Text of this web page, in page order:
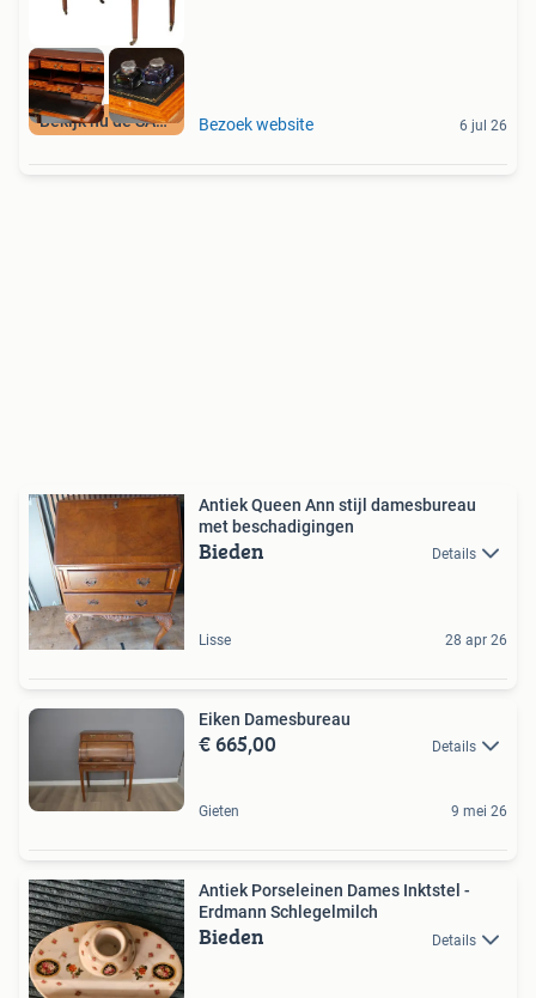
Bekijk nu de SALE Bezoek website 6 jul 26
Antiek Queen Ann stijl damesbureau
met beschadigingen
Bieden Details
Lisse 28 apr 26
Eiken Damesbureau
€ 665,00 Details
Gieten 9 mei 26
Antiek Porseleinen Dames Inktstel -
Erdmann Schlegelmilch
Bieden Details